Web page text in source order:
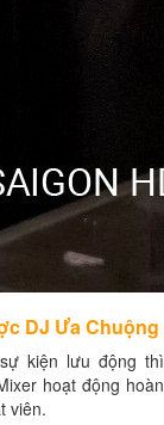
DJ Ưa Chuộng
kiện lưu động thì
hoạt động hoàn
viên.